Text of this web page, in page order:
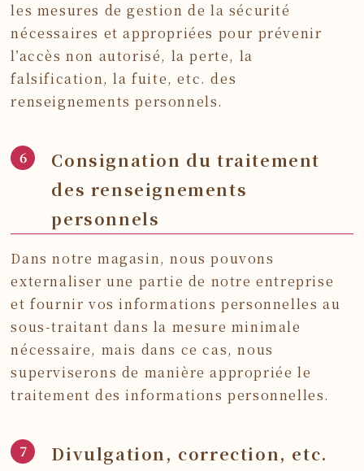
les mesures de gestion de la sécurité
nécessaires et appropriées pour prévenir
l’accès non autorisé, la perte, la
falsification, la fuite, etc. des
renseignements personnels.
Consignation du traitement
des renseignements
personnels
Dans notre magasin, nous pouvons
externaliser une partie de notre entreprise
et fournir vos informations personnelles au
sous-traitant dans la mesure minimale
nécessaire, mais dans ce cas, nous
superviserons de manière appropriée le
traitement des informations personnelles.
Divulgation, correction, etc.